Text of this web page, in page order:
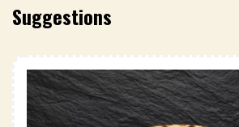
Suggestions